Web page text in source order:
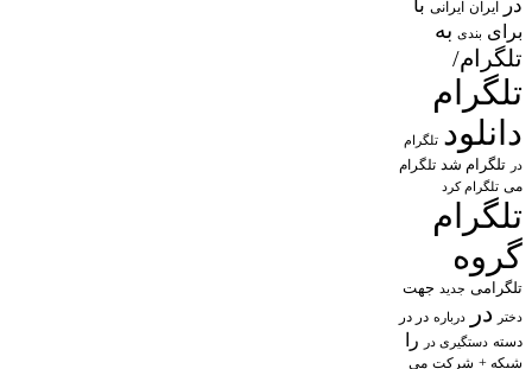
در
ایران ایرانی با
برای بندی به
تلگرام/
تلگرام
دانلود تلگرام
در تلگرام شد تلگرام
می تلگرام کرد
تلگرام
گروه
تلگرامی جدید جهت
دختر در درباره در در
دسته دستگیری در را
شبکه + شرکت می